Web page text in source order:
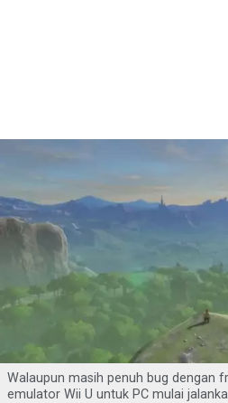
Walaupun masih penuh bug dengan
emulator Wii U untuk PC mulai